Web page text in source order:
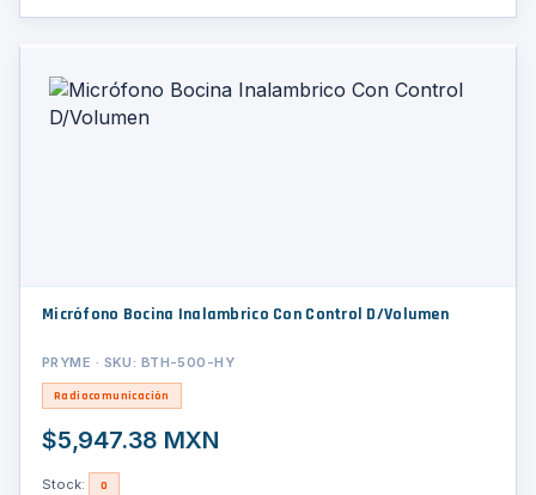
Micrófono Bocina Inalambrico Con Control D/Volumen
PRYME · SKU: BTH-500-HY
Radiocomunicación
$5,947.38 MXN
Stock: 0